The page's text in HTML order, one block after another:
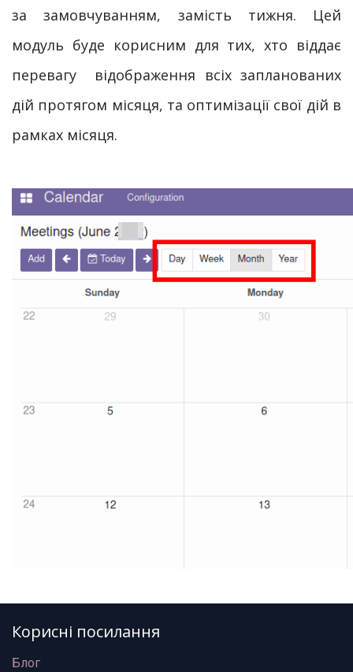
за замовчуванням, замість тижня. Цей
модуль буде корисним для тих, хто віддає
перевагу відображення всіх запланованих
дій протягом місяця, та оптимізації свої дій в
рамках місяця.
Корисні посилання
Блог